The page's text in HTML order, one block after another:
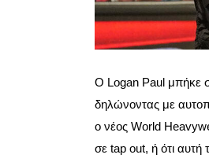
Ο Logan Paul μπήκε
δηλώνοντας με
ο νέος World
σε tap out, ή ότι αυτή